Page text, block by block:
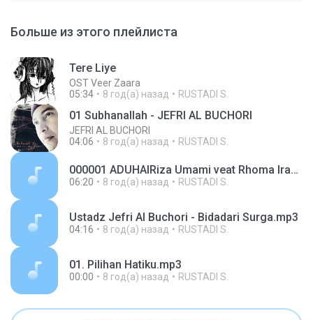
Больше из этого плейлиста
Tere Liye
OST Veer Zaara
05:34
8 год(а) назад RUSTADI S.
01 Subhanallah - JEFRI AL BUCHORI
JEFRI AL BUCHORI
04:06
8 год(а) назад RUSTADI S.
000001 ADUHAIRiza Umami veat Rhoma Irama.mp3
06:20 8 год(а) назад RUSTADI S.
Ustadz Jefri Al Buchori - Bidadari Surga.mp3
04:16 8 год(а) назад RUSTADI S.
01. Pilihan Hatiku.mp3
00:00 8 год(а) назад RUSTADI S.